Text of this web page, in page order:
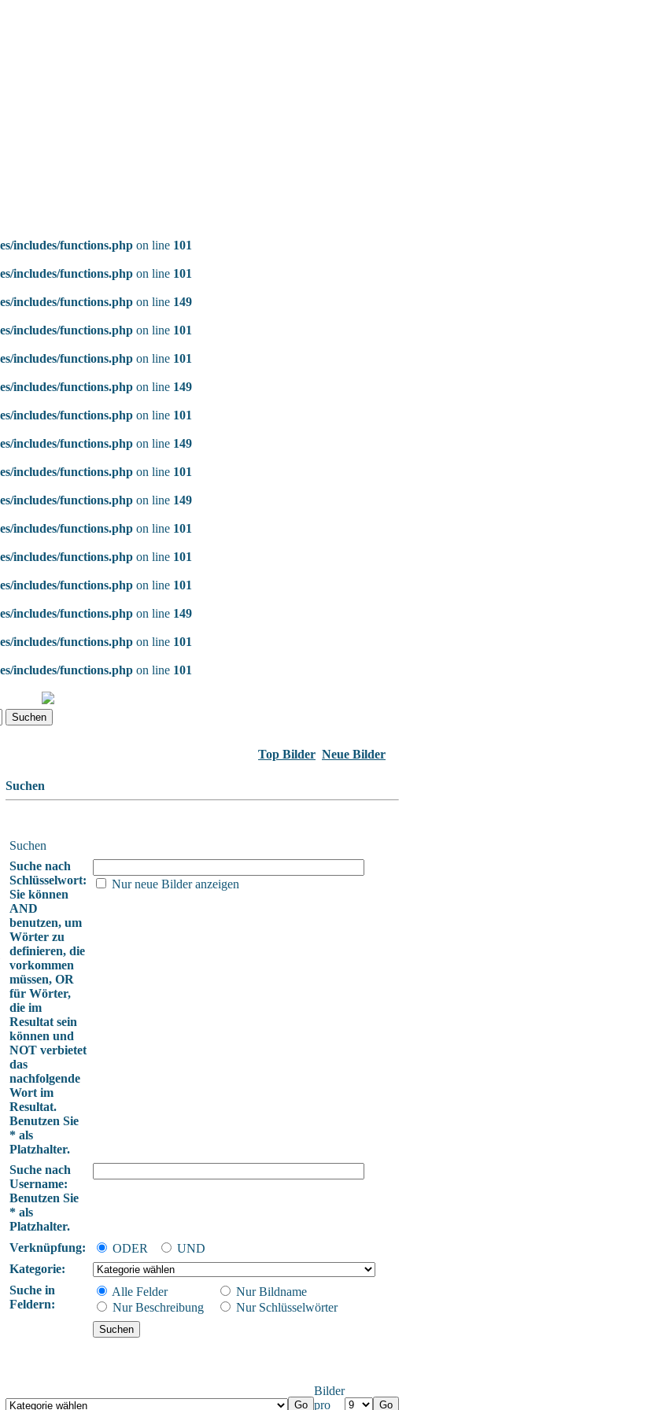
includes/functions.php on line 101
includes/functions.php on line 101
includes/functions.php on line 149
includes/functions.php on line 101
includes/functions.php on line 101
includes/functions.php on line 149
includes/functions.php on line 101
includes/functions.php on line 149
includes/functions.php on line 101
includes/functions.php on line 149
includes/functions.php on line 101
includes/functions.php on line 101
includes/functions.php on line 101
includes/functions.php on line 149
includes/functions.php on line 101
includes/functions.php on line 101
Top Bilder Neue Bilder
Suchen
Suchen
Suche nach
Schlüsselwort:
Sie können
AND
benutzen, um
Wörter zu
definieren, die
vorkommen
müssen, OR
für Wörter,
die im
Resultat sein
können und
NOT verbietet
das
nachfolgende
Wort im
Resultat.
Benutzen Sie
* als
Platzhalter.
Nur neue Bilder anzeigen
Suche nach
Username:
Benutzen Sie
* als
Platzhalter.
Verknüpfung:
ODER
UND
Kategorie:
Suche in
Feldern:
Alle Felder
Nur Bildname
Nur Beschreibung
Nur Schlüsselwörter
Bilder
pro